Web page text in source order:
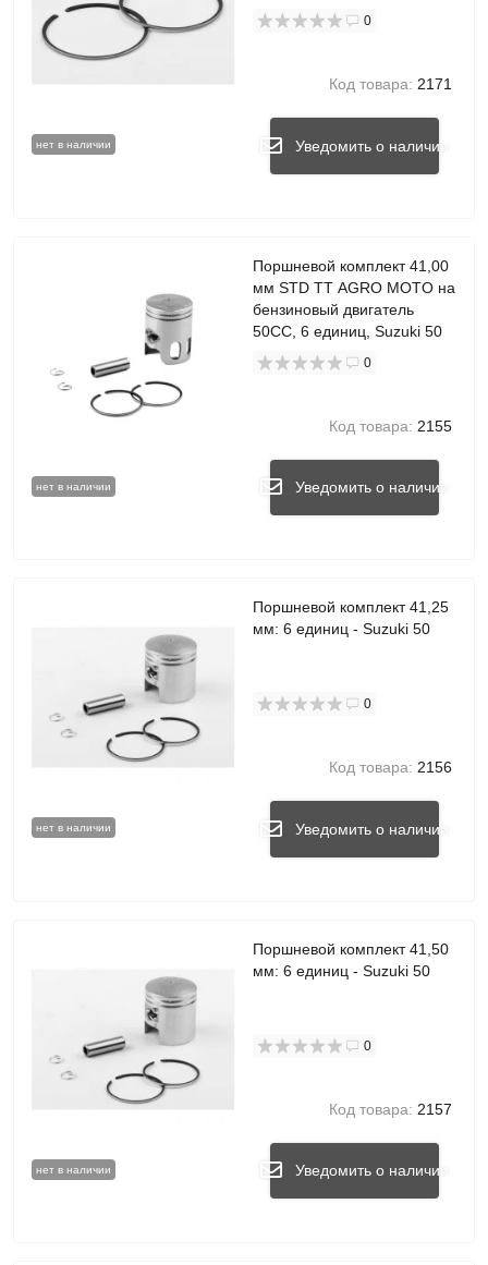
нет в наличии
0
Код товара: 2171
Уведомить о наличии
нет в наличии
Поршневой комплект 41,00
мм STD TT AGRO MOTO на
бензиновый двигатель
50CC, 6 единиц, Suzuki 50
0
Код товара: 2155
Уведомить о наличии
нет в наличии
Поршневой комплект 41,25
мм: 6 единиц - Suzuki 50
0
Код товара: 2156
Уведомить о наличии
нет в наличии
Поршневой комплект 41,50
мм: 6 единиц - Suzuki 50
0
Код товара: 2157
Уведомить о наличии